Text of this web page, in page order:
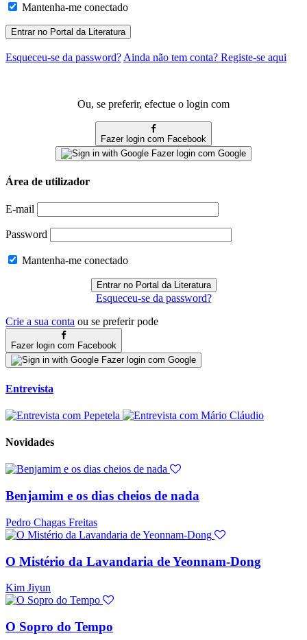
Mantenha-me conectado
Esqueceu-se da password? Ainda não tem conta? Registe-se aqui
Ou, se preferir, efectue o login com
Fazer login com Facebook
Fazer login com Google
Área de utilizador
E-mail
Password
Mantenha-me conectado
Esqueceu-se da password?
Crie a sua conta ou se preferir pode
Fazer login com Facebook
Fazer login com Google
Entrevista
Novidades
Benjamim e os dias cheios de nada
Pedro Chagas Freitas
O Mistério da Lavandaria de Yeonnam-Dong
Kim Jiyun
O Sopro do Tempo